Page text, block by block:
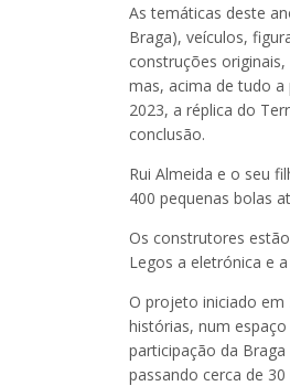
As temáticas deste
Braga), veículos,
construções
mas, acima de tudo a
2023, a réplica do
conclusão.
Rui Almeida e o seu
400 pequenas bolas
Os construtores
Legos a eletrónica e
O projeto iniciado
histórias, num
participação da
passando cerca de